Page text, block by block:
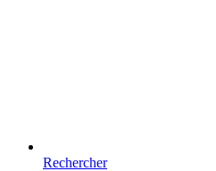
Rechercher